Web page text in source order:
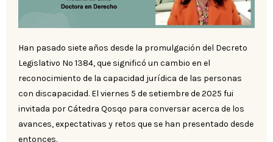
Han pasado siete años desde la promulgación del Decreto
Legislativo Nº 1384, que significó un cambio en el
reconocimiento de la capacidad jurídica de las personas
con discapacidad. El viernes 5 de setiembre de 2025 fui
invitada por Cátedra Qosqo para conversar acerca de los
avances, expectativas y retos que se han presentado desde
entonces.